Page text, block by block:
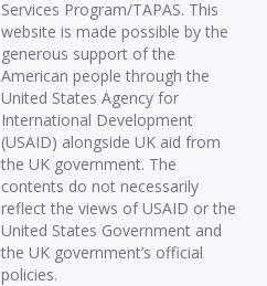
Services Program/TAPAS. This
website is made possible by the
generous support of the
American people through the
United States Agency for
International Development
(USAID) alongside UK aid from
the UK government. The
contents do not necessarily
reflect the views of USAID or the
United States Government and
the UK government’s official
policies.